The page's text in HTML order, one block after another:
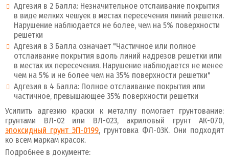
Адгезия в 2 Балла: Незначительное отслаивание покрытия
в виде мелких чешуек в местах пересечения линий решетки.
Нарушение наблюдается не более, чем на 5% поверхности
решетки
Адгезия в 3 Балла означает "Частичное или полное
отслаивание покрытия вдоль линий надрезов решетки или
в местах их пересечения. Нарушение наблюдается не менее
чем на 5% и не более чем на 35% поверхности решетки"
Адгезия в 4 Балла: Полное отслаивание покрытия или
частичное, превышающее 35% поверхности решетки
Усилить адгезию краски к металлу помогает грунтование:
грунтами ВЛ-02 или ВЛ-023, акриловый грунт АК-070,
эпоксидный грунт ЭП-0199, грунтовка ФЛ-03К. Они подходят
ко всем маркам красок.
Подробнее в документе: